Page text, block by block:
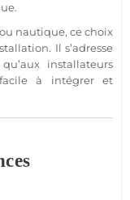
ou nautique, ce choix
Il s’adresse
installateurs
à intégrer et